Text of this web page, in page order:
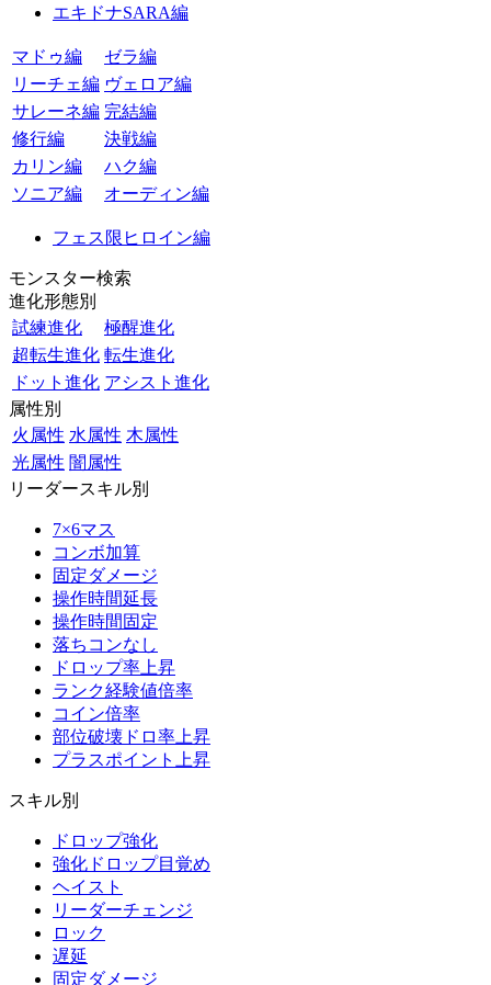
エキドナSARA編
マドゥ編
ゼラ編
リーチェ編 ヴェロア編
サレーネ編 完結編
修行編
決戦編
カリン編
ハク編
ソニア編
オーディン編
フェス限ヒロイン編
モンスター検索
進化形態別
試練進化
極醒進化
超転生進化 転生進化
ドット進化 アシスト進化
属性別
火属性 水属性 木属性
光属性 闇属性
リーダースキル別
7×6マス
コンボ加算
固定ダメージ
操作時間延長
操作時間固定
落ちコンなし
ドロップ率上昇
ランク経験値倍率
コイン倍率
部位破壊ドロ率上昇
プラスポイント上昇
スキル別
ドロップ強化
強化ドロップ目覚め
ヘイスト
リーダーチェンジ
ロック
遅延
固定ダメージ